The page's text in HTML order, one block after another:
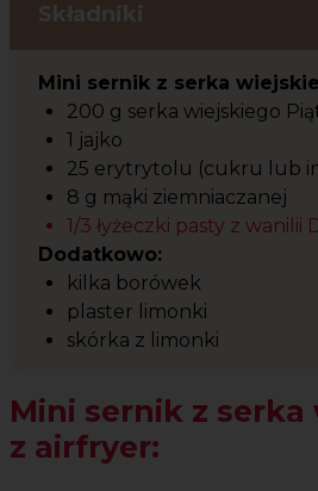
Składniki
Mini sernik z serka
200 g serka wiejskiego
1 jajko
25 erytrytolu (cukru lub
8 g mąki ziemniaczanej
1/3 łyżeczki pasty z wanilii
Dodatkowo:
kilka borówek
plaster limonki
skórka z limonki
Mini sernik z
z airfryer: